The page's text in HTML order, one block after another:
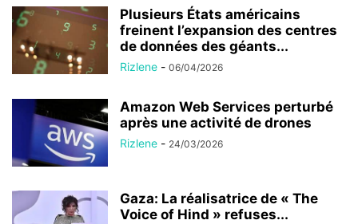
Plusieurs États américains
freinent l’expansion des centres
de données des géants...
Rizlene - 06/04/2026
Amazon Web Services perturbé
après une activité de drones
Rizlene - 24/03/2026
Gaza: La réalisatrice de « The
Voice of Hind » refuses...